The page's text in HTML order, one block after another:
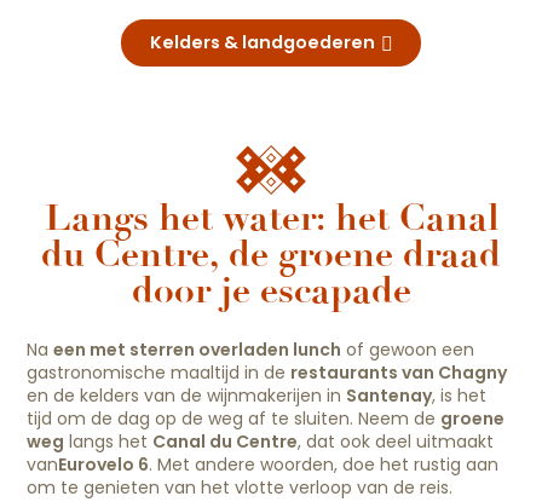
Kelders & landgoederen
Langs het water: het Canal
du Centre, de groene draad
door je escapade
Na een met sterren overladen lunch of gewoon een
gastronomische maaltijd in de restaurants van Chagny
en de kelders van de wijnmakerijen in Santenay, is het
tijd om de dag op de weg af te sluiten. Neem de groene
weg langs het Canal du Centre, dat ook deel uitmaakt
vanEurovelo 6. Met andere woorden, doe het rustig aan
om te genieten van het vlotte verloop van de reis.